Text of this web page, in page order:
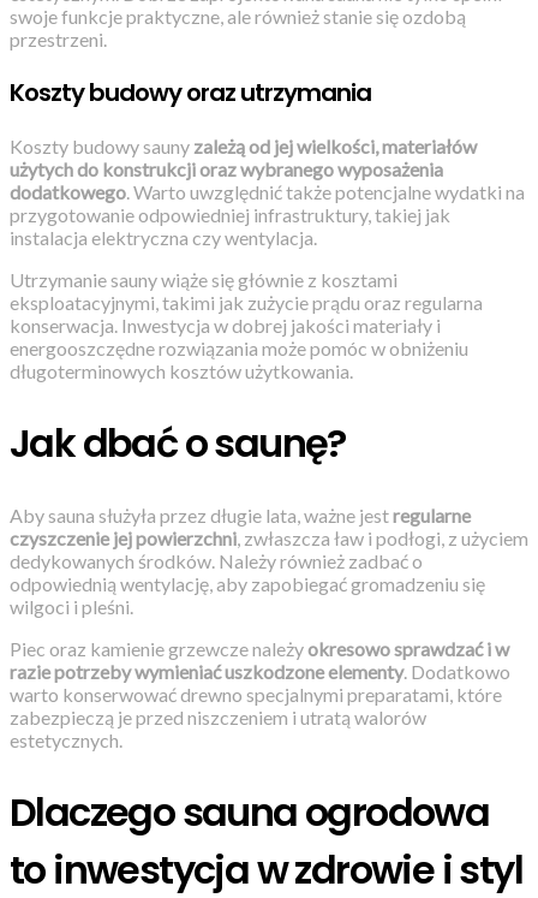
swoje funkcje praktyczne, ale również stanie się ozdobą
przestrzeni.
Koszty budowy oraz utrzymania
Koszty budowy sauny zależą od jej wielkości, materiałów
użytych do konstrukcji oraz wybranego wyposażenia
dodatkowego. Warto uwzględnić także potencjalne wydatki na
przygotowanie odpowiedniej infrastruktury, takiej jak
instalacja elektryczna czy wentylacja.
Utrzymanie sauny wiąże się głównie z kosztami
eksploatacyjnymi, takimi jak zużycie prądu oraz regularna
konserwacja. Inwestycja w dobrej jakości materiały i
energooszczędne rozwiązania może pomóc w obniżeniu
długoterminowych kosztów użytkowania.
Jak dbać o saunę?
Aby sauna służyła przez długie lata, ważne jestregularne
czyszczenie jej powierzchni, zwłaszcza ław i podłogi, z użyciem
dedykowanych środków. Należy również zadbać o
odpowiednią wentylację, aby zapobiegać gromadzeniu się
wilgoci i pleśni.
Piec oraz kamienie grzewcze należyokresowo sprawdzać i w
razie potrzeby wymieniać uszkodzone elementy. Dodatkowo
warto konserwować drewno specjalnymi preparatami, które
zabezpieczą je przed niszczeniem i utratą walorów
estetycznych.
Dlaczego sauna ogrodowa
to inwestycja w zdrowie i styl